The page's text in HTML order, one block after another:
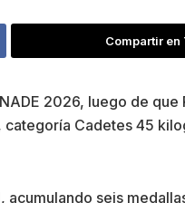
Compartir en
2026, luego de que
Cadetes 45
acumulando seis